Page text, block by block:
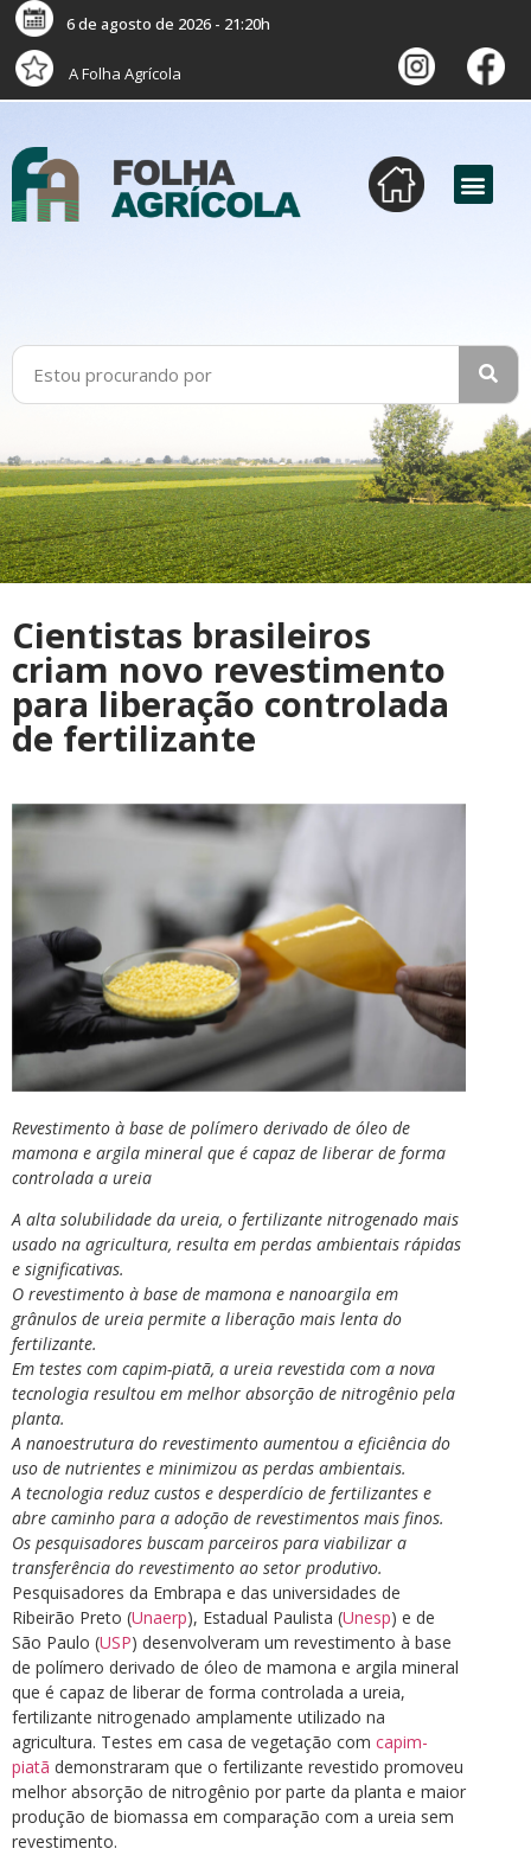
6 de agosto de 2026 - 21:20h
A Folha Agrícola
Cientistas brasileiros
criam novo revestimento
para liberação controlada
de fertilizante
Revestimento à base de polímero derivado de óleo de
mamona e argila mineral que é capaz de liberar de forma
controlada a ureia
A alta solubilidade da ureia, o fertilizante nitrogenado mais
usado na agricultura, resulta em perdas ambientais rápidas
e significativas.
O revestimento à base de mamona e nanoargila em
grânulos de ureia permite a liberação mais lenta do
fertilizante.
Em testes com capim-piatã, a ureia revestida com a nova
tecnologia resultou em melhor absorção de nitrogênio pela
planta.
A nanoestrutura do revestimento aumentou a eficiência do
uso de nutrientes e minimizou as perdas ambientais.
A tecnologia reduz custos e desperdício de fertilizantes e
abre caminho para a adoção de revestimentos mais finos.
Os pesquisadores buscam parceiros para viabilizar a
transferência do revestimento ao setor produtivo.
Pesquisadores da Embrapa e das universidades de
Ribeirão Preto (Unaerp), Estadual Paulista (Unesp) e de
São Paulo (USP) desenvolveram um revestimento à base
de polímero derivado de óleo de mamona e argila mineral
que é capaz de liberar de forma controlada a ureia,
fertilizante nitrogenado amplamente utilizado na
agricultura. Testes em casa de vegetação com capim-
piatã demonstraram que o fertilizante revestido promoveu
melhor absorção de nitrogênio por parte da planta e maior
produção de biomassa em comparação com a ureia sem
revestimento.